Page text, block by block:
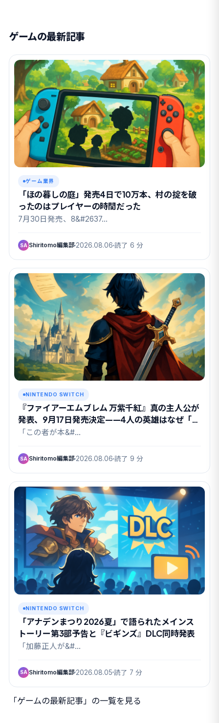
ゲームの最新記事
ゲーム業界
「ほの暮しの庭」発売4日で10万本、村の掟を破
ったのはプレイヤーの時間だった
7月30日発売、8&#2637…
SA Shiritomo編集部 2026.08.06 読了 6 分
NINTENDO SWITCH
『ファイアーエムブレム 万紫千紅』真の主人公が
発表、9月17日発売決定——4人の英雄はなぜ「も
ういない」のか
「この者が本&#…
SA Shiritomo編集部 2026.08.06 読了 9 分
NINTENDO SWITCH
「アナデンまつり2026夏」で語られたメインス
トーリー第3部予告と『ビギンズ』DLC同時発表
「加藤正人が&#…
SA Shiritomo編集部 2026.08.05 読了 7 分
「ゲームの最新記事」の一覧を見る